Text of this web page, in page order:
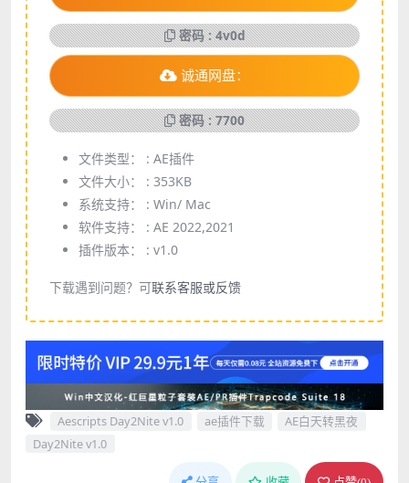
密码 : 4v0d
诚通网盘：
密码 : 7700
文件类型： : AE插件
文件大小： : 353KB
系统支持： : Win/ Mac
软件支持： : AE 2022,2021
插件版本： : v1.0
下载遇到问题？可联系客服或反馈
Aescripts Day2Nite v1.0 ae插件下载
AE白天转黑夜
Day2Nite v1.0